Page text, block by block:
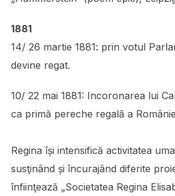
1881
14/ 26 martie 1881: prin votul
devine regat.
10/ 22 mai 1881: Incoronarea lui
ca primă pereche regală a
Regina își intensifică activitatea
susţinând și încurajând diferite
înfiinţează „Societatea Regina